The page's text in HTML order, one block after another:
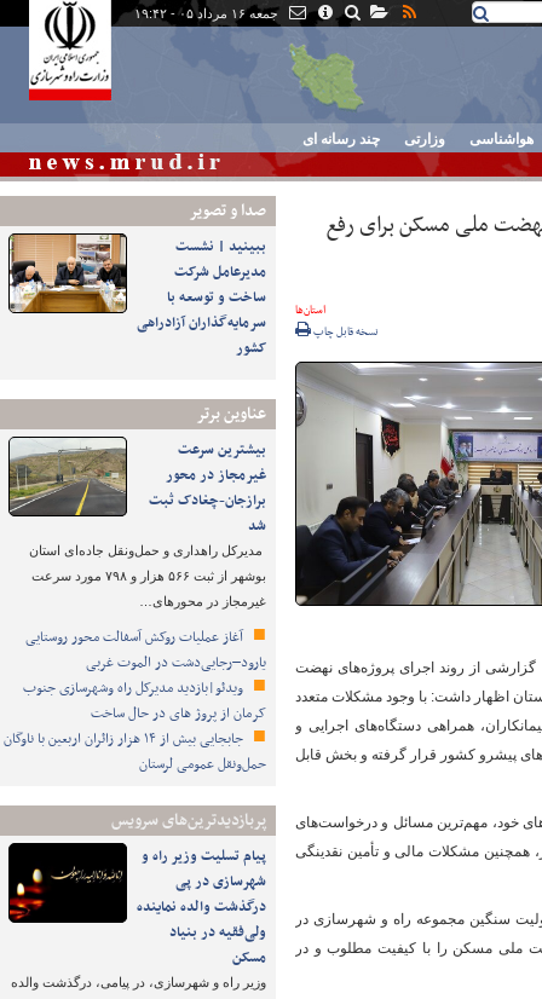
جمعه ۱۶ مرداد ۰۵ - ۱۹:۴۲
هواشناسی وزارتی چند رسانه ای
صدا و تصوير
ببینید | نشست
مدیرعامل شرکت
ساخت و توسعه با
سرمایه‌گذاران آزادراهی
کشور
عناوین برتر
بیشترین سرعت
غیرمجاز در محور
برازجان-چغادک ثبت
شد
مدیرکل راهداری و حمل‌ونقل جاده‌ای استان
بوشهر از ثبت ۵۶۶ هزار و ۷۹۸ مورد سرعت
غیرمجاز در محورهای…
آغاز عملیات روکش آسفالت محور روستایی
یارود–رجایی‌دشت در الموت غربی
ویدئو|بازدید مدیرکل راه وشهرسازی جنوب
کرمان از پروژ های در حال ساخت
جابجایی بیش از ۱۴ هزار زائران اربعین با ناوگان
حمل‌ونقل عمومی لرستان
پربازدیدترین‌های سرویس
پیام تسلیت وزیر راه و
شهرسازی در پی
درگذشت والده نماینده
ولی‌فقیه در بنیاد
مسکن
وزیر راه و شهرسازی، در پیامی، درگذشت والده
نهضت ملی مسکن برای رفع
استان‌ها
نسخه قابل چاپ
از روند اجرای پروژه‌های نهضت
اظهار داشت: با وجود مشکلات متعدد
همراهی دستگاه‌های اجرایی و
پیشرو کشور قرار گرفته و بخش قابل
خود، مهم‌ترین مسائل و درخواست‌های
همچنین مشکلات مالی و تأمین نقدینگی
سنگین مجموعه راه و شهرسازی در
ملی مسکن را با کیفیت مطلوب و در